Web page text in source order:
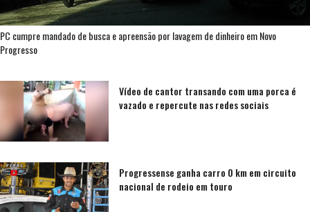
PC cumpre mandado de busca e apreensão por lavagem de dinheiro em Novo
Progresso
Vídeo de cantor transando com uma porca é
vazado e repercute nas redes sociais
Progressense ganha carro 0 km em circuito
nacional de rodeio em touro